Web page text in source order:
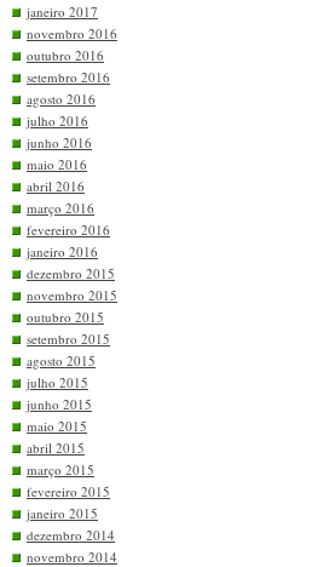
janeiro 2017
novembro 2016
outubro 2016
setembro 2016
agosto 2016
julho 2016
junho 2016
maio 2016
abril 2016
março 2016
fevereiro 2016
janeiro 2016
dezembro 2015
novembro 2015
outubro 2015
setembro 2015
agosto 2015
julho 2015
junho 2015
maio 2015
abril 2015
março 2015
fevereiro 2015
janeiro 2015
dezembro 2014
novembro 2014